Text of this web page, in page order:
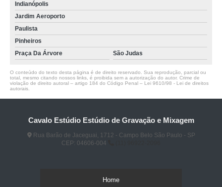
Indianópolis
Jardim Aeroporto
Paulista
Pinheiros
Praça Da Árvore
São Judas
O conteúdo do texto desta página é de direito reservado. Sua reprodução, parcial ou
total, mesmo citando nossos links, é proibida sem a autorização do autor. Crime de
violação de direito autoral – artigo 184 do Código Penal – Lei 9610/98 - Lei de direitos
autorais
Cavalo Estúdio Estúdio de Gravação e Mixagem
Rua Barão de Jaceguai, 1712 - Campo Belo São Paulo - SP
CEP: 04606-004
Home